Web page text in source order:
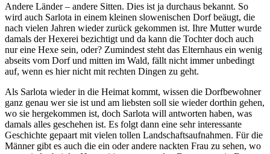
Andere Länder – andere Sitten. Dies ist ja durchaus bekannt. So
wird auch Sarlota in einem kleinen slowenischen Dorf beäugt, die
nach vielen Jahren wieder zurück gekommen ist. Ihre Mutter wurde
damals der Hexerei bezichtigt und da kann die Tochter doch auch
nur eine Hexe sein, oder? Zumindest steht das Elternhaus ein wenig
abseits vom Dorf und mitten im Wald, fällt nicht immer unbedingt
auf, wenn es hier nicht mit rechten Dingen zu geht.
Als Sarlota wieder in die Heimat kommt, wissen die Dorfbewohner
ganz genau wer sie ist und am liebsten soll sie wieder dorthin gehen,
wo sie hergekommen ist, doch Sarlota will antworten haben, was
damals alles geschehen ist. Es folgt dann eine sehr interessante
Geschichte gepaart mit vielen tollen Landschaftsaufnahmen. Für die
Männer gibt es auch die ein oder andere nackten Frau zu sehen, wo